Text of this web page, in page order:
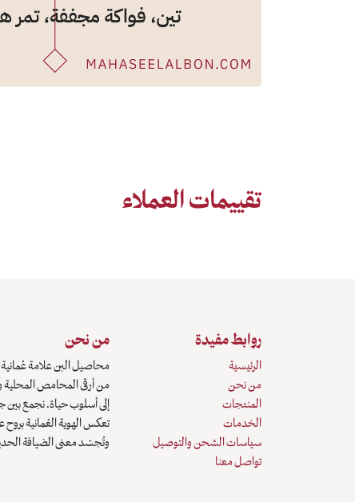
تقييمات العملاء
روابط مفيدة
الرئيسية
من نحن
المنتجات
الخدمات
سياسات الشحن والتوصيل
تواصل معنا
من نحن
محاصيل البن علامة
من أرقى المحامص المحلية
إلى أسلوب حياة. نجمع بين
تعكس الهوية العُمانية
وتُجسّد معنى الضيافة